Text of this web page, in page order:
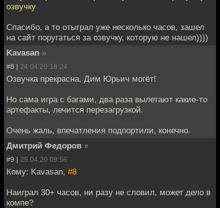
озвучку
Спасибо, а то отыграл уже несколько часов, зашел
на сайт поругаться за озвучку, которую не нашел))))
Kavasan »
#8 | 24.04.20 18:24
Озвучка прекрасна, Дим Юрьич могёт!
Но сама игра с багами, два раза вылетают какие-то
артефакты, лечится перезагрузкой.
Очень жаль, впечатления подпортили, конечно.
Дмитрий Федоров »
#9 | 25.04.20 09:56
Кому: Kavasan, #8
Наиграл 30+ часов, ни разу не словил, может дело в
компе?